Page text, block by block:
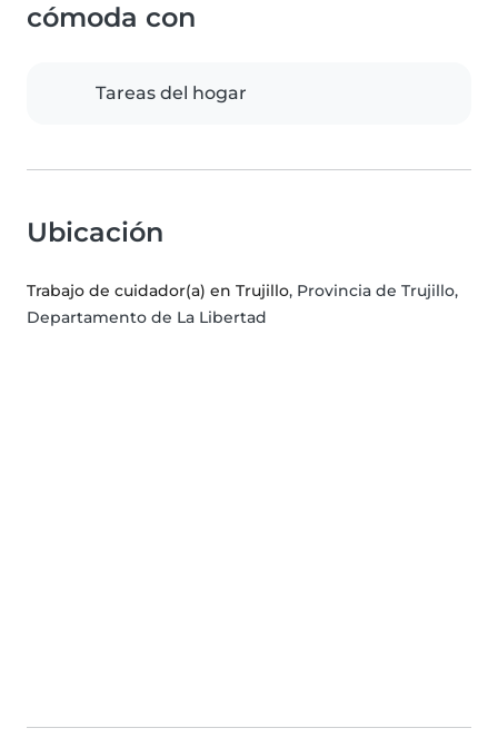
cómoda con
Tareas del hogar
Ubicación
Trabajo de cuidador(a) en Trujillo, Provincia de Trujillo,
Departamento de La Libertad